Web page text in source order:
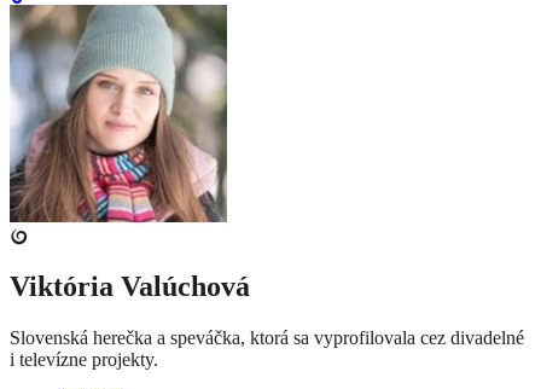
Viktória Valúchová
Slovenská herečka a speváčka, ktorá sa vyprofilovala cez divadelné
i televízne projekty.